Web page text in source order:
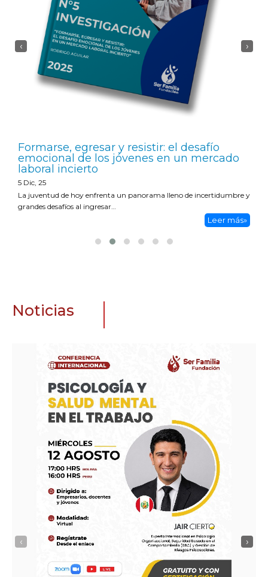
Formarse, egresar y resistir: el desafío
emocional de los jóvenes en un mercado
laboral incierto
5 Dic, 25
La juventud de hoy enfrenta un panorama lleno de incertidumbre y
grandes desafíos al ingresar…
Leer más»
‹ ›
Noticias
‹ ›